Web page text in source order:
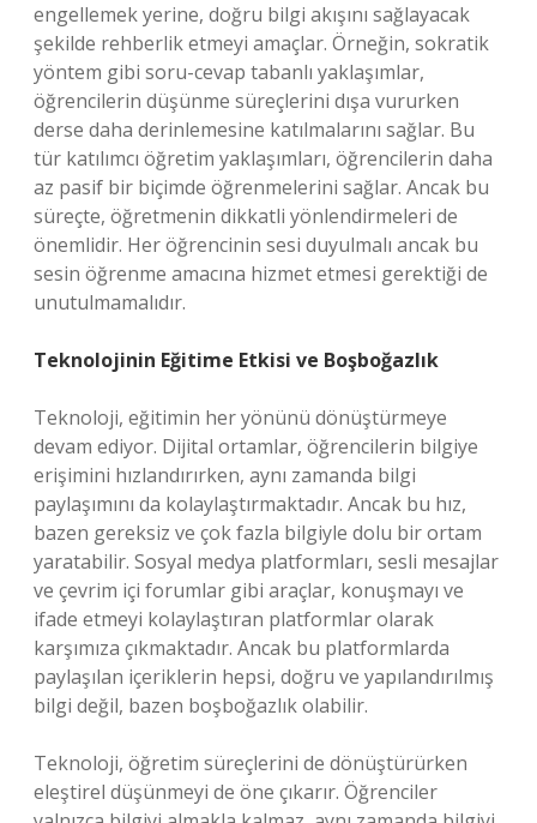
engellemek yerine, doğru bilgi akışını sağlayacak
şekilde rehberlik etmeyi amaçlar. Örneğin, sokratik
yöntem gibi soru-cevap tabanlı yaklaşımlar,
öğrencilerin düşünme süreçlerini dışa vururken
derse daha derinlemesine katılmalarını sağlar. Bu
tür katılımcı öğretim yaklaşımları, öğrencilerin daha
az pasif bir biçimde öğrenmelerini sağlar. Ancak bu
süreçte, öğretmenin dikkatli yönlendirmeleri de
önemlidir. Her öğrencinin sesi duyulmalı ancak bu
sesin öğrenme amacına hizmet etmesi gerektiği de
unutulmamalıdır.
Teknolojinin Eğitime Etkisi ve Boşboğazlık
Teknoloji, eğitimin her yönünü dönüştürmeye
devam ediyor. Dijital ortamlar, öğrencilerin bilgiye
erişimini hızlandırırken, aynı zamanda bilgi
paylaşımını da kolaylaştırmaktadır. Ancak bu hız,
bazen gereksiz ve çok fazla bilgiyle dolu bir ortam
yaratabilir. Sosyal medya platformları, sesli mesajlar
ve çevrim içi forumlar gibi araçlar, konuşmayı ve
ifade etmeyi kolaylaştıran platformlar olarak
karşımıza çıkmaktadır. Ancak bu platformlarda
paylaşılan içeriklerin hepsi, doğru ve yapılandırılmış
bilgi değil, bazen boşboğazlık olabilir.
Teknoloji, öğretim süreçlerini de dönüştürürken
eleştirel düşünmeyi de öne çıkarır. Öğrenciler